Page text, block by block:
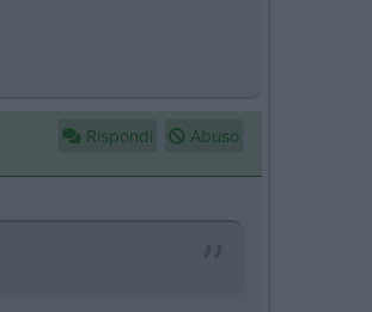
Rispondi Abuso